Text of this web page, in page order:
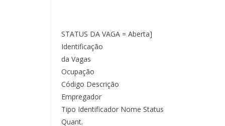
STATUS DA VAGA = Aberta]
Identificação
da Vagas
Ocupação
Código Descrição
Empregador
Tipo Identificador Nome Status
Quant.